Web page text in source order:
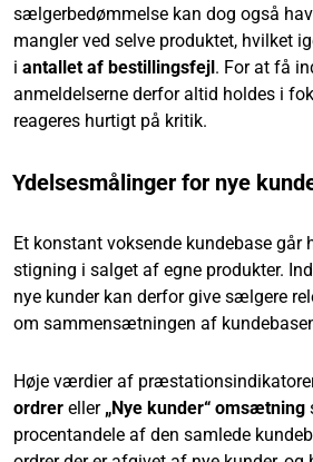
sælgerbedømmelse kan dog også
mangler ved selve produktet, hvilket
i antallet af bestillingsfejl . For at få
anmeldelserne derfor altid holdes i
reageres hurtigt på kritik.
Ydelsesmålinger for nye
Et konstant voksende kundebase går
stigning i salget af egne produkter.
nye kunder kan derfor give sælgere
om sammensætningen af
Høje værdier af
ordrer eller „Nye kunder“ omsætning
procentandele af den samlede